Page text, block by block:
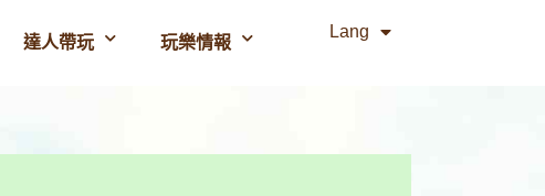
達人帶玩 玩樂情報
Lang